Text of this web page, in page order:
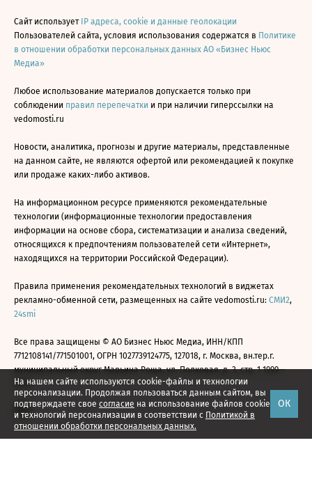
На нашем сайте используются cookie-файлы и технологии
персонализации. Продолжая пользоваться данным сайтом, вы
подтверждаете свое согласие на использование файлов cookie
и технологий персонализации в соответствии с Политикой в
отношении обработки персональных данных.
ОК
Сайт использует IP адреса, cookie и данные геолокации
Пользователей сайта, условия использования содержатся в Политике
в отношении обработки персональных данных АО «Бизнес Ньюс
Медиа»
Любое использование материалов допускается только при
соблюдении правил перепечатки и при наличии гиперссылки на
vedomosti.ru
Новости, аналитика, прогнозы и другие материалы, представленные
на данном сайте, не являются офертой или рекомендацией к покупке
или продаже каких-либо активов.
На информационном ресурсе применяются рекомендательные
технологии (информационные технологии предоставления
информации на основе сбора, систематизации и анализа сведений,
относящихся к предпочтениям пользователей сети «Интернет»,
находящихся на территории Российской Федерации).
Правила применения рекомендательных технологий в виджетах
рекламно-обменной сети, размещенных на сайте vedomosti.ru: СМИ2,
24smi
Все права защищены © АО Бизнес Ньюс Медиа, ИНН/КПП
7712108141/771501001, ОГРН 1027739124775, 127018, г. Москва, вн.тер.г.
муниципальный округ Марьина Роща, ул. Полковая, д. 3, стр. 1 1999—
2026